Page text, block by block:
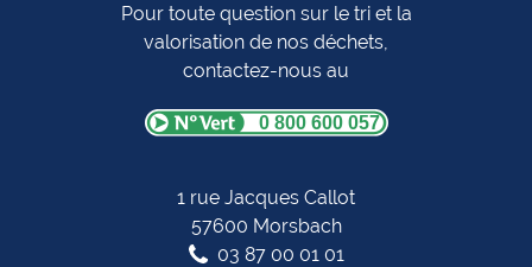
Pour toute question sur le tri et la
valorisation de nos déchets,
contactez-nous au
0 800 600 057
1 rue Jacques Callot
57600 Morsbach
03 87 00 01 01